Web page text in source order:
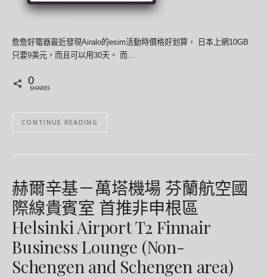
詹詹好電器最近發現Airalo的esim活動時價格好划算， 日本上網10GB
只要9美元，而且可以用30天。 而…
0
SHARES
CONTINUE READING
赫爾辛基－萬塔機場 芬蘭航空國
際線貴賓室 首推非申根區
Helsinki Airport T2 Finnair
Business Lounge (Non-
Schengen and Schengen area)